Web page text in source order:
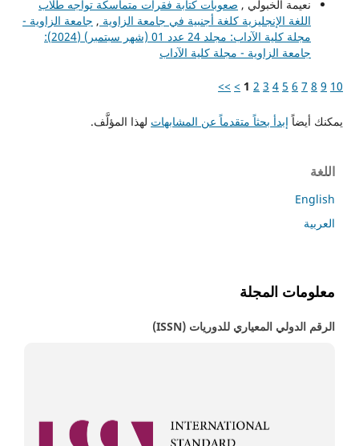
نعيمة الخبولي , صعوبات كتابة فقرات متماسكة تواجه طلاب
اللغة الإنجليزية كلغة أجنبية في جامعة الزاوية , جامعة الزاوية -
مجلة كلية الآداب: مجلد 24 عدد 01 (شهر سبتمبر) (2024):
جامعة الزاوية - مجلة كلية الآداب
1 2 3 4 5 6 7 8 9 10
>
>>
يمكنك أيضاً إبدأ بحثاً متقدماً عن المشابهات لهذا المؤلَّف.
اللغة
English
العربية
معلومات المجلة
الرقم الدولي المعياري للدوريات (ISSN)